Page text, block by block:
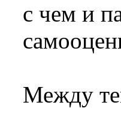
с чем и
Между